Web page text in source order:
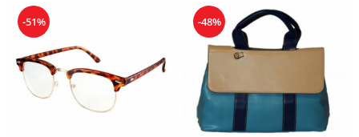
-51% -48%